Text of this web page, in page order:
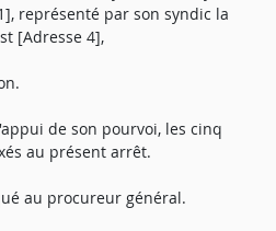
représenté par son syndic la
[Adresse 4],
de son pourvoi, les cinq
au présent arrêt.
au procureur général.